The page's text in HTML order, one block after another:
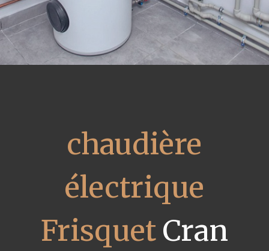
chaudière
électrique
FrisquetCran